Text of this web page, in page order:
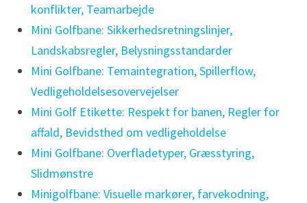
konflikter, Teamarbejde
Mini Golfbane: Sikkerhedsretningslinjer,
Landskabsregler, Belysningsstandarder
Mini Golfbane: Temaintegration, Spillerflow,
Vedligeholdelsesovervejelser
Mini Golf Etikette: Respekt for banen, Regler for
affald, Bevidsthed om vedligeholdelse
Mini Golfbane: Overfladetyper, Græsstyring,
Slidmønstre
Minigolfbane: Visuelle markører, farvekodning,